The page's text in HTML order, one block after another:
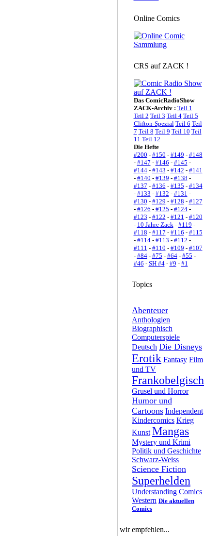
Online Comics
CRS auf ZACK !
Das ComicRadioShow
ZACK-Archiv : Teil 1
Teil 2 Teil 3 Teil 4 Teil 5
Clifton-Spezial Teil 6 Teil
7 Teil 8 Teil 9 Teil 10 Teil
11 Teil 12
Die Hefte
#200 - #150 - #149 - #148
- #147 - #146 - #145 -
#144- #143 - #142 - #141
- #140 - #139 - #138 -
#137 - #136 - #135 - #134
- #133 - #132 - #131 -
#130 - #129 - #128 - #127
- #126 - #125 - #124-
#123 - #122 - #121 - #120
- 10 Jahre Zack- #119 -
#118 - #117 - #116 - #115
- #114- #113 - #112 -
#111 - #110 - #109 - #107
- #84- #75 - #64- #55 -
#46 - SH #4- #9 - #1
Topics
Abenteuer
Anthologien
Biographisch
Computerspiele
Deutsch Die Disneys
Erotik Fantasy Film
und TV
Frankobelgisch
Grusel und Horror
Humor und
Cartoons Independent
Kindercomics Krieg
Kunst Mangas
Mystery und Krimi
Politik und Geschichte
Schwarz-Weiss
Science Fiction
Superhelden
Understanding Comics
Western Die aktuellen
Comics
wir empfehlen...